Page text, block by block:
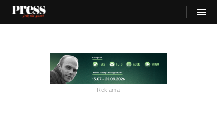
Reklama